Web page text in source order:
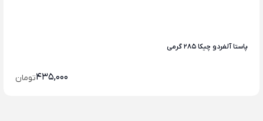
پاستا آلفردو چیکا 285 گرمی
435,000تومان